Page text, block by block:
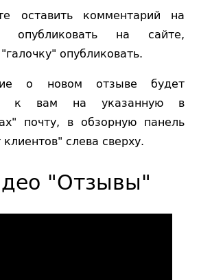
оставить комментарий на
на сайте,
опубликовать.
о новом отзыве будет
к вам на указанную в
почту, в обзорную панель
слева сверху.
"Отзывы"